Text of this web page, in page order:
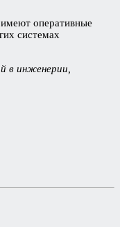
оперативные
системах
в инженерии,